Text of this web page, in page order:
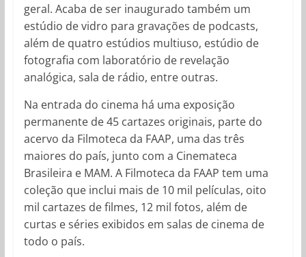
geral. Acaba de ser inaugurado também um
estúdio de vidro para gravações de podcasts,
além de quatro estúdios multiuso, estúdio de
fotografia com laboratório de revelação
analógica, sala de rádio, entre outras.
Na entrada do cinema há uma exposição
permanente de 45 cartazes originais, parte do
acervo da Filmoteca da FAAP, uma das três
maiores do país, junto com a Cinemateca
Brasileira e MAM. A Filmoteca da FAAP tem uma
coleção que inclui mais de 10 mil películas, oito
mil cartazes de filmes, 12 mil fotos, além de
curtas e séries exibidos em salas de cinema de
todo o país.